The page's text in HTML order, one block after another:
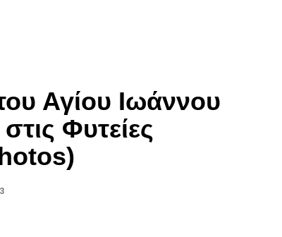
Αγίου Ιωάννου
Φυτείες